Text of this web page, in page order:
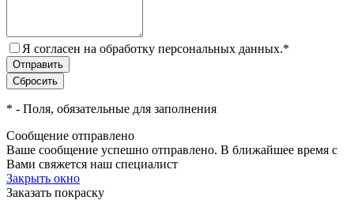
Я согласен на обработку персональных данных.*
* - Поля, обязательные для заполнения
Сообщение отправлено
Ваше сообщение успешно отправлено. В ближайшее время с
Вами свяжется наш специалист
Закрыть окно
Заказать покраску